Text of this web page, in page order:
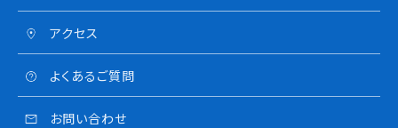
アクセス
よくあるご質問
お問い合わせ